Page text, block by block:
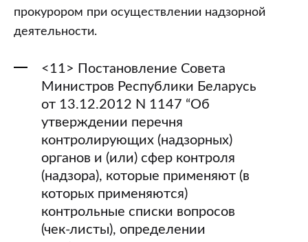
прокурором при осуществлении надзорной
деятельности.
<11> Постановление Совета
Министров Республики Беларусь
от 13.12.2012 N 1147 “Об
утверждении перечня
контролирующих (надзорных)
органов и (или) сфер контроля
(надзора), которые применяют (в
которых применяются)
контрольные списки вопросов
(чек-листы), определении